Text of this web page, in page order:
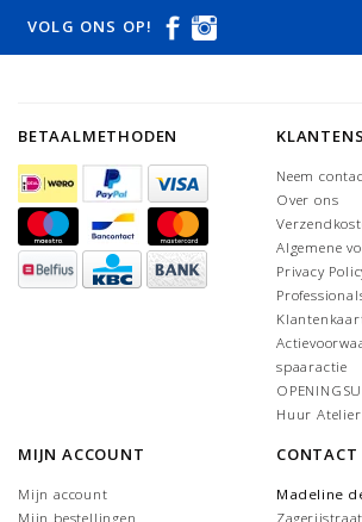
VOLG ONS OP!
BETAALMETHODEN
Neem
Over ons
Algemene
Privacy
spaaractie
Huur
MIJN ACCOUNT
Mijn account
Mijn bestellingen
CONTACT
Madeline